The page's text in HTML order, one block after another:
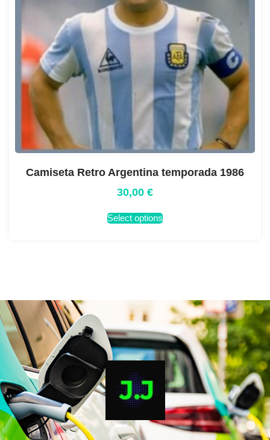
Camiseta Retro Argentina temporada 1986
30,00 €
Select options